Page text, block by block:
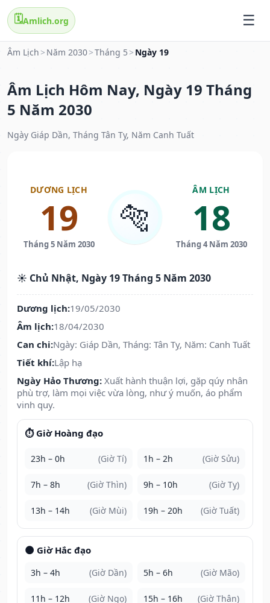
🗓️Amlich.org
Âm Lịch > Năm 2030>Tháng 5 > Ngày 19
Âm Lịch Hôm Nay, Ngày 19 Tháng
5 Năm 2030
Ngày Giáp Dần, Tháng Tân Tỵ, Năm Canh Tuất
DƯƠNG LỊCH
19
Tháng 5 Năm 2030
🐅
ÂM LỊCH
18
Tháng 4 Năm 2030
☀️ Chủ Nhật, Ngày 19 Tháng 5 Năm 2030
Dương lịch:19/05/2030
Âm lịch:18/04/2030
Can chi:Ngày: Giáp Dần, Tháng: Tân Tỵ, Năm: Canh Tuất
Tiết khí:Lập hạ
Ngày Hảo Thương: Xuất hành thuận lợi, gặp qúy nhân
phù trợ, làm mọi việc vừa lòng, như ý muốn, áo phẩm
vinh quy.
⏱️ Giờ Hoàng đạo
23h – 0h (Giờ Tí) 1h – 2h (Giờ Sửu)
7h – 8h (Giờ Thìn) 9h – 10h (Giờ Tỵ)
13h – 14h (Giờ Mùi) 19h – 20h (Giờ Tuất)
🌑 Giờ Hắc đạo
3h – 4h (Giờ Dần) 5h – 6h (Giờ Mão)
11h – 12h (Giờ Ngọ) 15h – 16h (Giờ Thân)